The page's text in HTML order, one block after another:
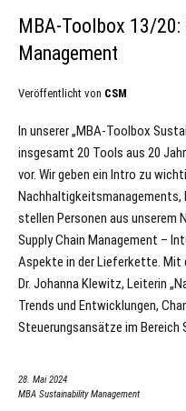
MBA-Toolbox 13/20:
Management
Veröffentlicht von CSM
In unserer „MBA-Toolbox
insgesamt 20 Tools aus 20
vor. Wir geben ein Intro zu
Nachhaltigkeitsmanagements,
stellen Personen aus unserem
Supply Chain Management –
Aspekte in der Lieferkette. Mit
Dr. Johanna Klewitz, Leiterin
Trends und Entwicklungen,
Steuerungsansätze im Bereich
28. Mai 2024
MBA Sustainability Management